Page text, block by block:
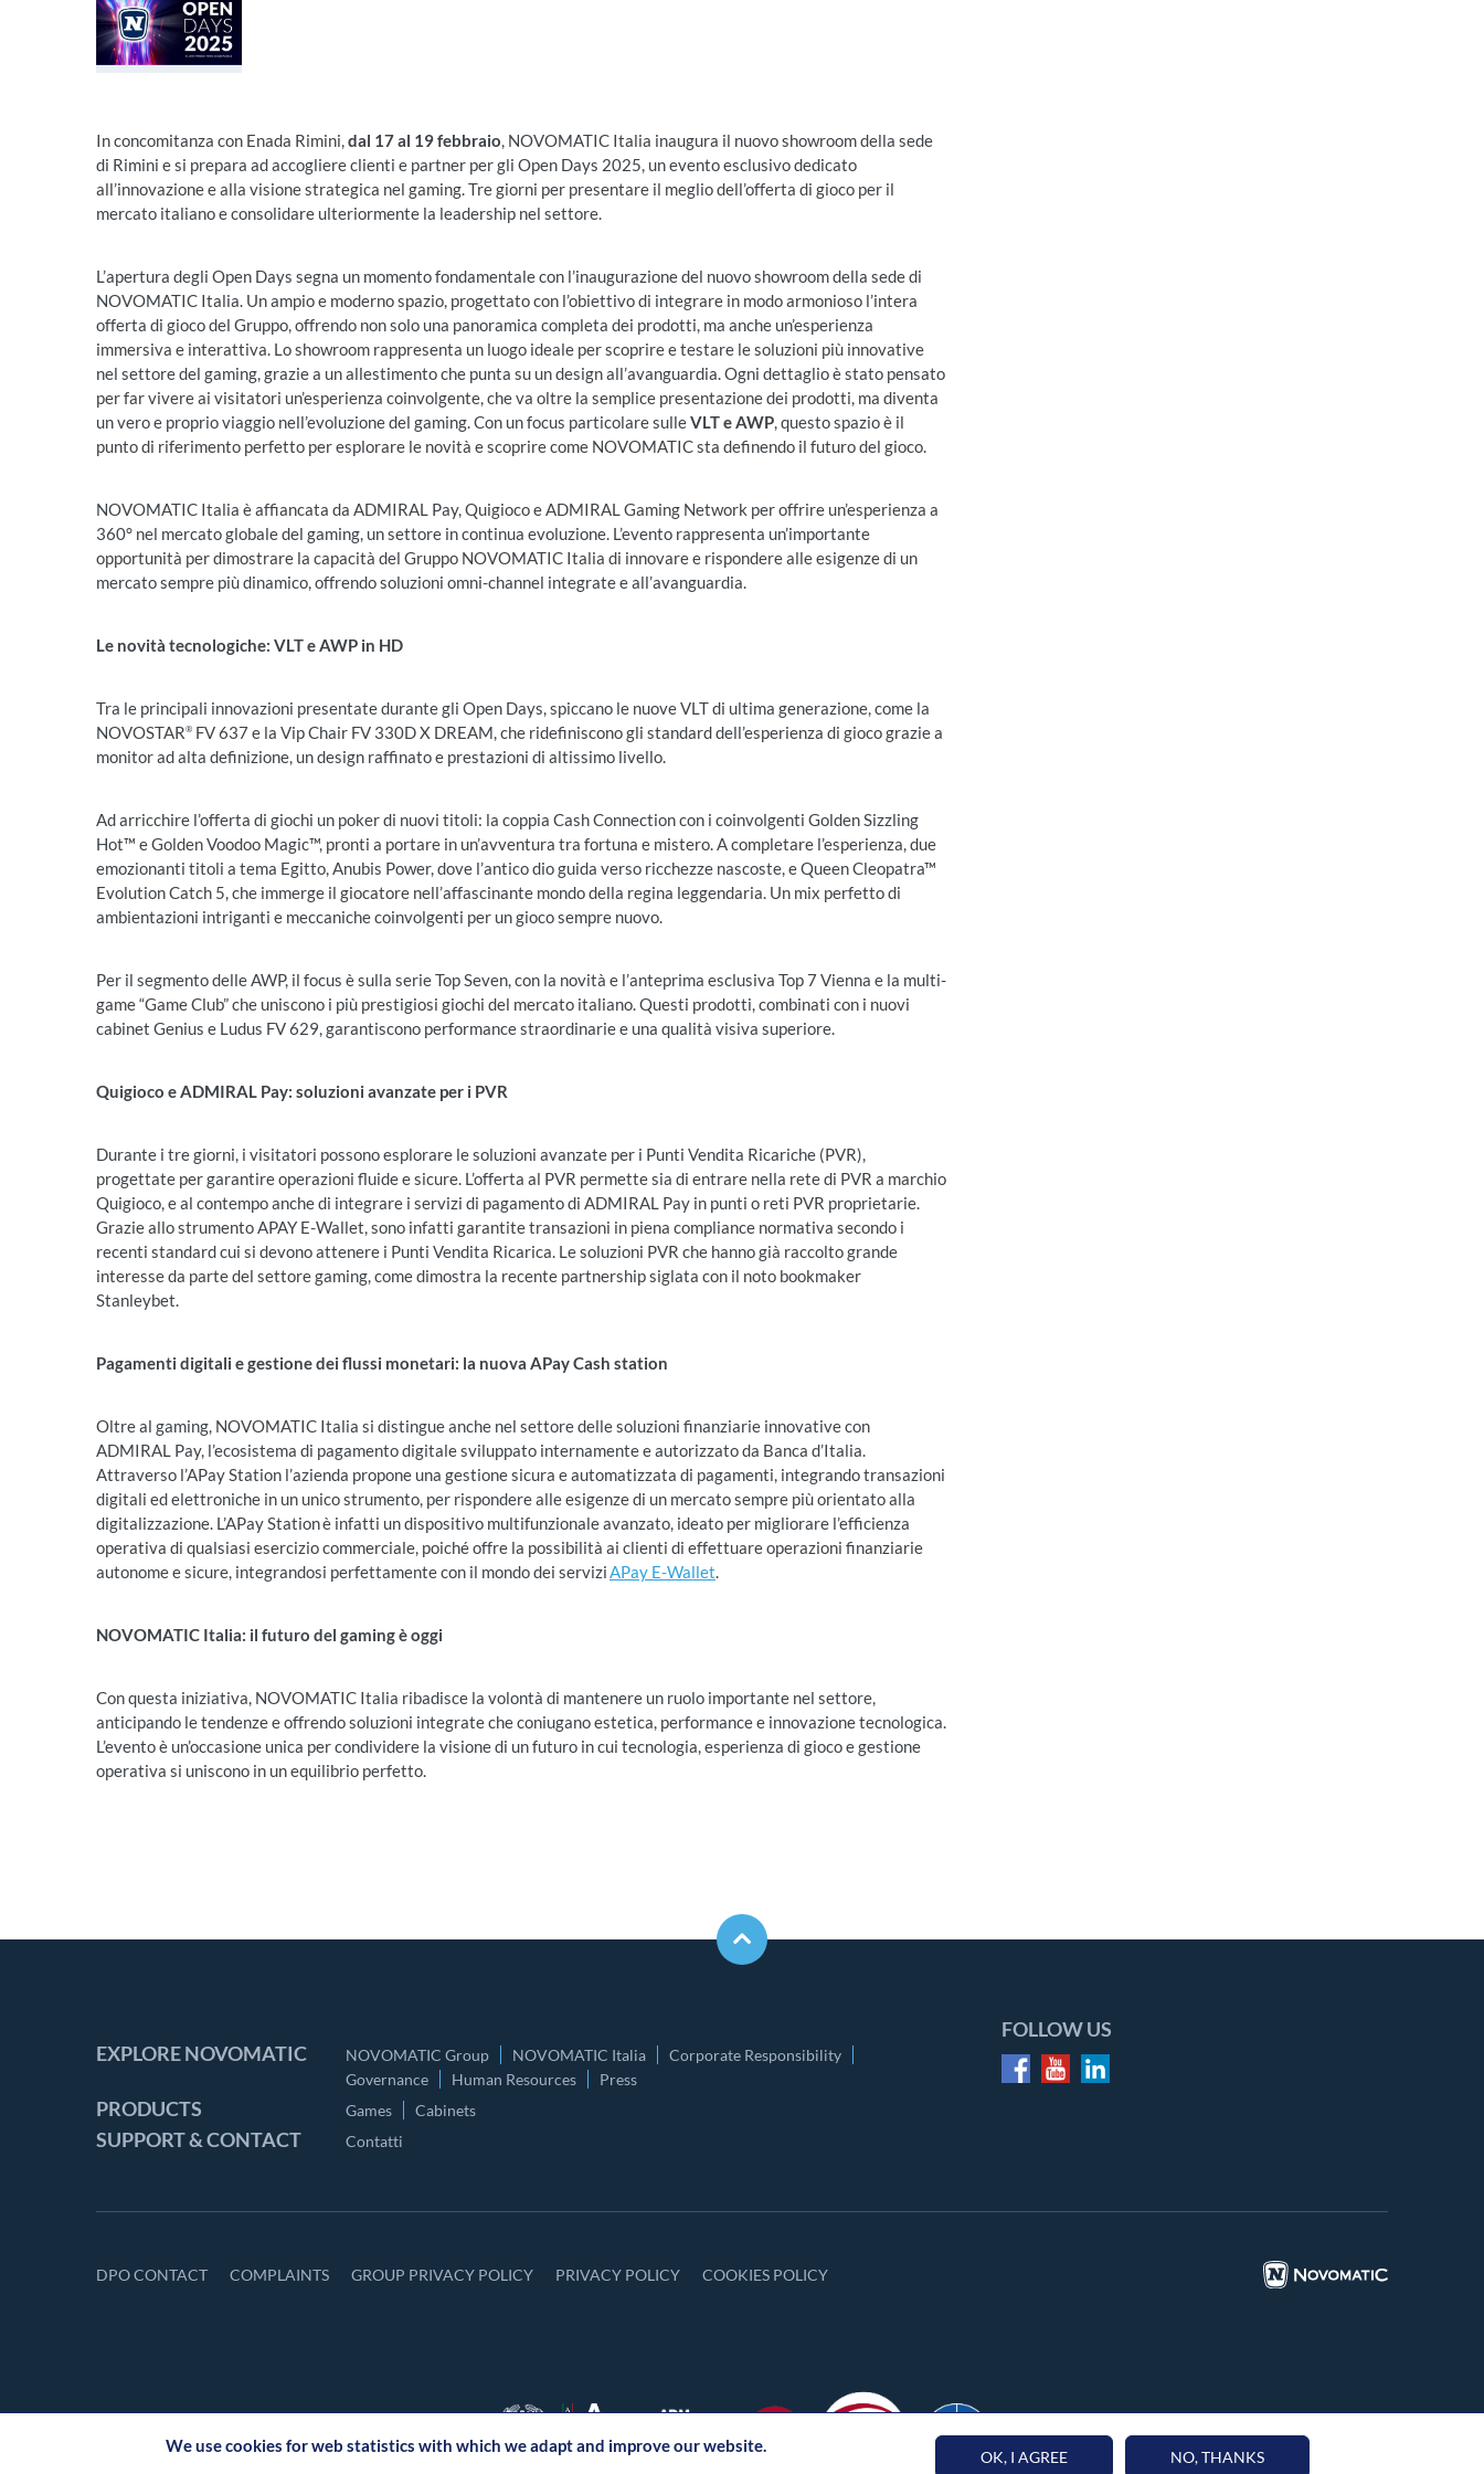
In concomitanza con Enada Rimini,dal 17 al 19 febbraio, NOVOMATIC Italia inaugura il nuovo showroom della sede
di Rimini e si prepara ad accogliere clienti e partner per gli Open Days 2025, un evento esclusivo dedicato
all’innovazione e alla visione strategica nel gaming. Tre giorni per presentare il meglio dell’offerta di gioco per il
mercato italiano e consolidare ulteriormente la leadership nel settore.
L’apertura degli Open Days segna un momento fondamentale con l’inaugurazione del nuovo showroom della sede di
NOVOMATIC Italia. Un ampio e moderno spazio, progettato con l’obiettivo di integrare in modo armonioso l’intera
offerta di gioco del Gruppo, offrendo non solo una panoramica completa dei prodotti, ma anche un’esperienza
immersiva e interattiva. Lo showroom rappresenta un luogo ideale per scoprire e testare le soluzioni più innovative
nel settore del gaming, grazie a un allestimento che punta su un design all’avanguardia. Ogni dettaglio è stato pensato
per far vivere ai visitatori un’esperienza coinvolgente, che va oltre la semplice presentazione dei prodotti, ma diventa
un vero e proprio viaggio nell’evoluzione del gaming. Con un focus particolare sulleVLT e AWP, questo spazio è il
punto di riferimento perfetto per esplorare le novità e scoprire come NOVOMATIC sta definendo il futuro del gioco.
NOVOMATIC Italia è affiancata da ADMIRAL Pay, Quigioco e ADMIRAL Gaming Network per offrire un’esperienza a
360° nel mercato globale del gaming, un settore in continua evoluzione. L’evento rappresenta un’importante
opportunità per dimostrare la capacità del Gruppo NOVOMATIC Italia di innovare e rispondere alle esigenze di un
mercato sempre più dinamico, offrendo soluzioni omni-channel integrate e all’avanguardia.
Le novità tecnologiche: VLT e AWP in HD
Tra le principali innovazioni presentate durante gli Open Days, spiccano le nuove VLT di ultima generazione, come la
NOVOSTAR® FV 637 e la Vip Chair FV 330D X DREAM, che ridefiniscono gli standard dell’esperienza di gioco grazie a
monitor ad alta definizione, un design raffinato e prestazioni di altissimo livello.
Ad arricchire l’offerta di giochi un poker di nuovi titoli: la coppia Cash Connection con i coinvolgenti Golden Sizzling
Hot™ e Golden Voodoo Magic™, pronti a portare in un’avventura tra fortuna e mistero. A completare l’esperienza, due
emozionanti titoli a tema Egitto, Anubis Power, dove l’antico dio guida verso ricchezze nascoste, e Queen Cleopatra™
Evolution Catch 5, che immerge il giocatore nell’affascinante mondo della regina leggendaria. Un mix perfetto di
ambientazioni intriganti e meccaniche coinvolgenti per un gioco sempre nuovo.
Per il segmento delle AWP, il focus è sulla serie Top Seven, con la novità e l’anteprima esclusiva Top 7 Vienna e la multi-
game “Game Club” che uniscono i più prestigiosi giochi del mercato italiano. Questi prodotti, combinati con i nuovi
cabinet Genius e Ludus FV 629, garantiscono performance straordinarie e una qualità visiva superiore.
Quigioco e ADMIRAL Pay: soluzioni avanzate per i PVR
Durante i tre giorni, i visitatori possono esplorare le soluzioni avanzate per i Punti Vendita Ricariche (PVR),
progettate per garantire operazioni fluide e sicure. L’offerta al PVR permette sia di entrare nella rete di PVR a marchio
Quigioco, e al contempo anche di integrare i servizi di pagamento di ADMIRAL Pay in punti o reti PVR proprietarie.
Grazie allo strumento APAY E-Wallet, sono infatti garantite transazioni in piena compliance normativa secondo i
recenti standard cui si devono attenere i Punti Vendita Ricarica. Le soluzioni PVR che hanno già raccolto grande
interesse da parte del settore gaming, come dimostra la recente partnership siglata con il noto bookmaker
Stanleybet.
Pagamenti digitali e gestione dei flussi monetari: la nuova APay Cash station
Oltre al gaming, NOVOMATIC Italia si distingue anche nel settore delle soluzioni finanziarie innovative con
ADMIRAL Pay, l’ecosistema di pagamento digitale sviluppato internamente e autorizzato da Banca d’Italia.
Attraverso l’APay Station l’azienda propone una gestione sicura e automatizzata di pagamenti, integrando transazioni
digitali ed elettroniche in un unico strumento, per rispondere alle esigenze di un mercato sempre più orientato alla
digitalizzazione. L’APay Station è infatti un dispositivo multifunzionale avanzato, ideato per migliorare l’efficienza
operativa di qualsiasi esercizio commerciale, poiché offre la possibilità ai clienti di effettuare operazioni finanziarie
autonome e sicure, integrandosi perfettamente con il mondo dei serviziAPay E-Wallet.
NOVOMATIC Italia: il futuro del gaming è oggi
Con questa iniziativa, NOVOMATIC Italia ribadisce la volontà di mantenere un ruolo importante nel settore,
anticipando le tendenze e offrendo soluzioni integrate che coniugano estetica, performance e innovazione tecnologica.
L’evento è un’occasione unica per condividere la visione di un futuro in cui tecnologia, esperienza di gioco e gestione
operativa si uniscono in un equilibrio perfetto.
EXPLORE NOVOMATIC NOVOMATIC Group NOVOMATIC Italia
Corporate Responsibility
Governance
Human Resources Press
PRODUCTS Games Cabinets
SUPPORT & CONTACT Contatti
FOLLOW US
DPO CONTACT COMPLAINTS GROUP PRIVACY POLICY PRIVACY POLICY COOKIES POLICY
We use cookies for web statistics with which we adapt and improve our website.
OK, I AGREE NO, THANKS